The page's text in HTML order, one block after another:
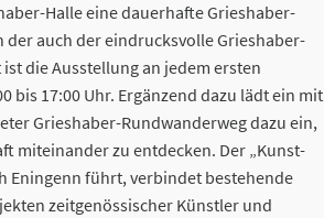
Halle eine dauerhafte Grieshaber-
auch der eindrucksvolle Grieshaber-
die Ausstellung an jedem ersten
bis 17:00 Uhr. Ergänzend dazu lädt ein mit
Grieshaber-Rundwanderweg dazu ein,
miteinander zu entdecken. Der „Kunst-
Eningenn führt, verbindet bestehende
zeitgenössischer Künstler und